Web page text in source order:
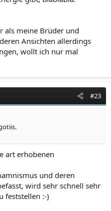
als meine Brüder und
Ansichten allerdings
wollt ich nur mal
#23
art erhobenen
und deren
wird sehr schnell sehr
feststellen :-)